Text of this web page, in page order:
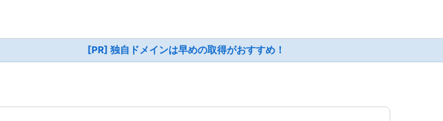
[PR] 独自ドメインは早めの取得がおすすめ！